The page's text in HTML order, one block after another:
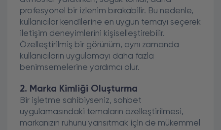
profesyonel bir izlenim bırakabilir. Bu nedenle,
kullanıcılar kendilerine en uygun temayı seçerek
iletişim deneyimlerini kişiselleştirebilir.
Özelleştirilmiş bir görünüm, aynı zamanda
kullanıcıların uygulamayı daha fazla
benimsemelerine yardımcı olur.
2. Marka Kimliği Oluşturma
Bir işletme sahibiyseniz, sohbet
uygulamasındaki temaların özelleştirilmesi,
markanızın ruhunu yansıtmak için de mükemmel